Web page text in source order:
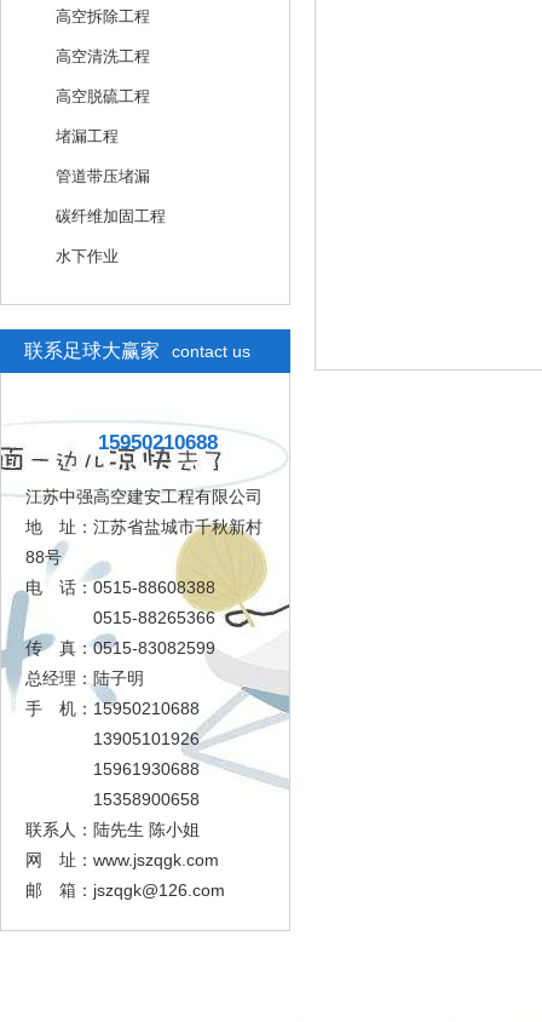
高空拆除工程
高空清洗工程
高空脱硫工程
堵漏工程
管道带压堵漏
碳纤维加固工程
水下作业
联系足球大赢家 contact us
15950210688
江苏中强高空建安工程有限公司
地 址：江苏省盐城市千秋新村
88号
电 话：0515-88608388
0515-88265366
传 真：0515-83082599
总经理：陆子明
手 机：15950210688
13905101926
15961930688
15358900658
联系人：陆先生 陈小姐
网 址：www.jszqgk.com
邮 箱： jszqgk@126.com